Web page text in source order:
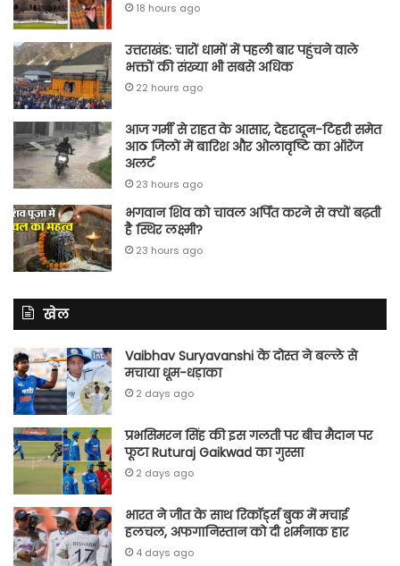
18 hours ago
उत्तराखंड: चारों धामों में पहली बार पहुंचने वाले
भक्तों की संख्या भी सबसे अधिक
22 hours ago
आज गर्मी से राहत के आसार, देहरादून-टिहरी समेत
आठ जिलों में बारिश और ओलावृष्टि का ऑरेंज
अलर्ट
23 hours ago
भगवान शिव को चावल अर्पित करने से क्यों बढ़ती
है स्थिर लक्ष्मी?
23 hours ago
खेल
Vaibhav Suryavanshi के दोस्त ने बल्ले से
मचाया धूम-धड़ाका
2 days ago
प्रभसिमरन सिंह की इस गलती पर बीच मैदान पर
फूटा Ruturaj Gaikwad का गुस्सा
2 days ago
भारत ने जीत के साथ रिकॉर्ड्स बुक में मचाई
हलचल, अफगानिस्तान को दी शर्मनाक हार
4 days ago